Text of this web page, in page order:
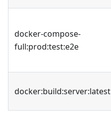
docker-compose-
full:prod:test:e2e
docker:build:server:latest